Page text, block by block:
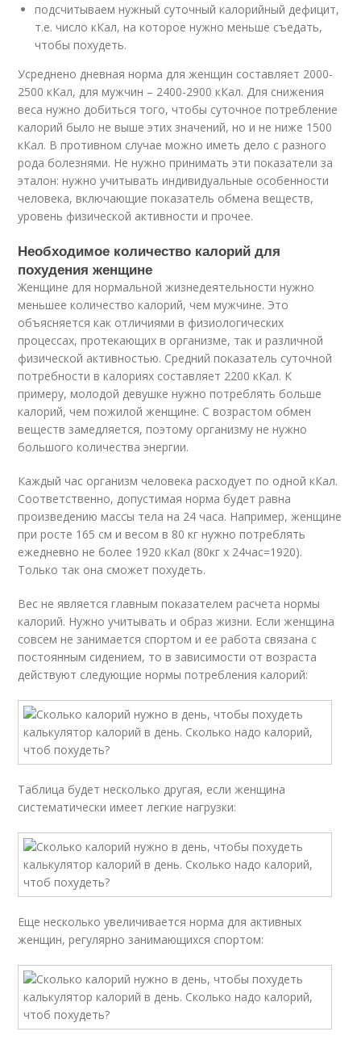
подсчитываем нужный суточный калорийный дефицит,
т.е. число кКал, на которое нужно меньше съедать,
чтобы похудеть.
Усреднено дневная норма для женщин составляет 2000-
2500 кКал, для мужчин – 2400-2900 кКал. Для снижения
веса нужно добиться того, чтобы суточное потребление
калорий было не выше этих значений, но и не ниже 1500
кКал. В противном случае можно иметь дело с разного
рода болезнями. Не нужно принимать эти показатели за
эталон: нужно учитывать индивидуальные особенности
человека, включающие показатель обмена веществ,
уровень физической активности и прочее.
Необходимое количество калорий для
похудения женщине
Женщине для нормальной жизнедеятельности нужно
меньшее количество калорий, чем мужчине. Это
объясняется как отличиями в физиологических
процессах, протекающих в организме, так и различной
физической активностью. Средний показатель суточной
потребности в калориях составляет 2200 кКал. К
примеру, молодой девушке нужно потреблять больше
калорий, чем пожилой женщине. С возрастом обмен
веществ замедляется, поэтому организму не нужно
большого количества энергии.
Каждый час организм человека расходует по одной кКал.
Соответственно, допустимая норма будет равна
произведению массы тела на 24 часа. Например, женщине
при росте 165 см и весом в 80 кг нужно потреблять
ежедневно не более 1920 кКал (80кг х 24час=1920).
Только так она сможет похудеть.
Вес не является главным показателем расчета нормы
калорий. Нужно учитывать и образ жизни. Если женщина
совсем не занимается спортом и ее работа связана с
постоянным сидением, то в зависимости от возраста
действуют следующие нормы потребления калорий:
Таблица будет несколько другая, если женщина
систематически имеет легкие нагрузки:
Еще несколько увеличивается норма для активных
женщин, регулярно занимающихся спортом: